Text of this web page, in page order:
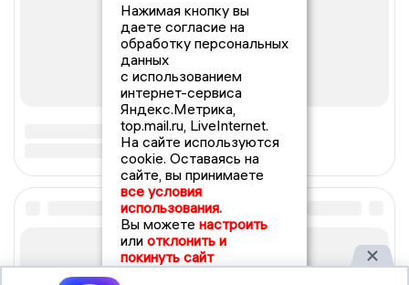
Нажимая кнопку вы
даете согласие на
обработку персональных
данных
с использованием
интернет-сервиса
Яндекс.Метрика,
top.mail.ru, LiveInternet.
На сайте используются
cookie. Оставаясь на
сайте, вы принимаете
все условия
использования.
Вы можете настроить
или отклонить и
покинуть сайт